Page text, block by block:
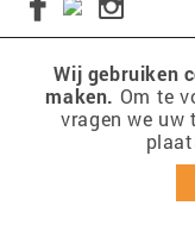
Wij gebruiken
maken. Om te
vragen we uw
Copyright 2017